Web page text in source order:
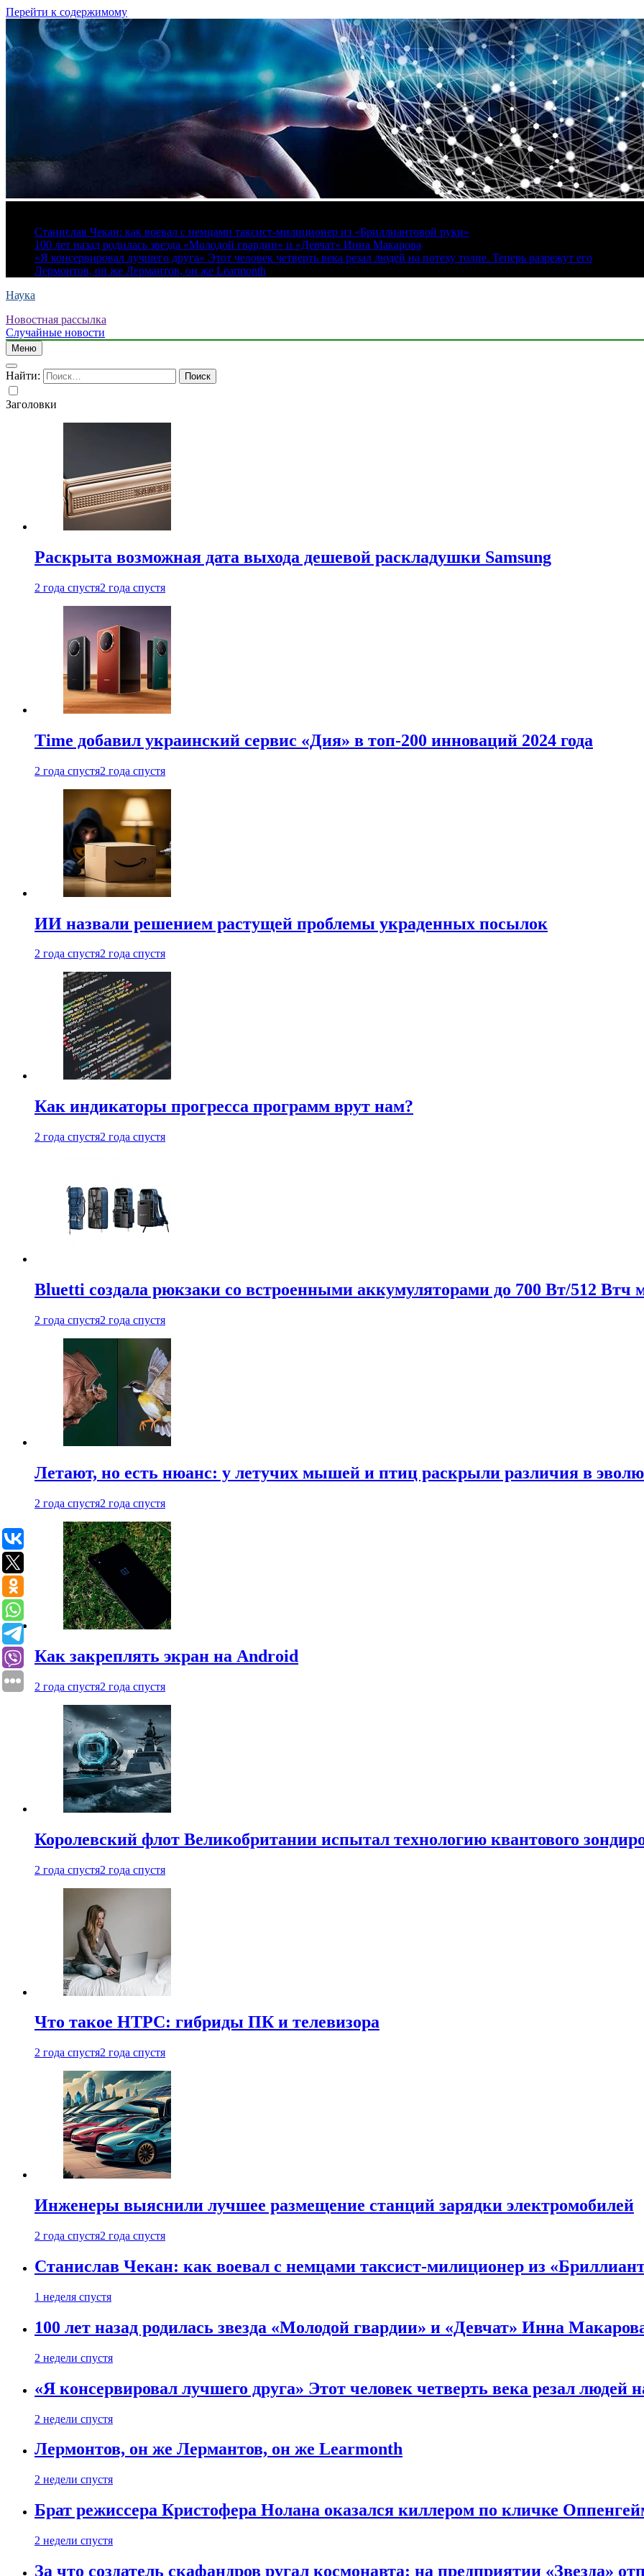
Перейти к содержимому
Станислав Чекан: как воевал с немцами таксист-милиционер из «Бриллиантовой руки»
100 лет назад родилась звезда «Молодой гвардии» и «Девчат» Инна Макарова
«Я консервировал лучшего друга» Этот человек четверть века резал людей на потеху толпе. Теперь разрежут его
Лермонтов, он же Лермантов, он же Learmonth
Наука
Новостная рассылка
Случайные новости
Меню
Найти:
Заголовки
Раскрыта возможная дата выхода дешевой раскладушки Samsung
2 года спустя2 года спустя
Time добавил украинский сервис «Дия» в топ-200 инноваций 2024 года
2 года спустя2 года спустя
ИИ назвали решением растущей проблемы украденных посылок
2 года спустя2 года спустя
Как индикаторы прогресса программ врут нам?
2 года спустя2 года спустя
Bluetti создала рюкзаки со встроенными аккумуляторами до 700 Вт/512 Втч
2 года спустя2 года спустя
Летают, но есть нюанс: у летучих мышей и птиц раскрыли различия в
2 года спустя2 года спустя
Как закреплять экран на Android
2 года спустя2 года спустя
Королевский флот Великобритании испытал технологию квантового
2 года спустя2 года спустя
Что такое HTPC: гибриды ПК и телевизора
2 года спустя2 года спустя
Инженеры выяснили лучшее размещение станций зарядки электромобилей
2 года спустя2 года спустя
Станислав Чекан: как воевал с немцами таксист-милиционер из
1 неделя спустя
100 лет назад родилась звезда «Молодой гвардии» и «Девчат» Инна
2 недели спустя
«Я консервировал лучшего друга» Этот человек четверть века резал людей
2 недели спустя
Лермонтов, он же Лермантов, он же Learmonth
2 недели спустя
Брат режиссера Кристофера Нолана оказался киллером по кличке
2 недели спустя
За что создатель скафандров ругал космонавта: на предприятии «Звезда»